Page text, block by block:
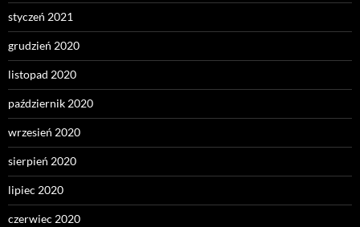
styczeń 2021
grudzień 2020
listopad 2020
październik 2020
wrzesień 2020
sierpień 2020
lipiec 2020
czerwiec 2020